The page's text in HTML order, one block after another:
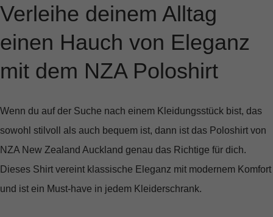
Verleihe deinem Alltag
einen Hauch von Eleganz
mit dem NZA Poloshirt
Wenn du auf der Suche nach einem Kleidungsstück bist, das
sowohl stilvoll als auch bequem ist, dann ist das Poloshirt von
NZA New Zealand Auckland genau das Richtige für dich.
Dieses Shirt vereint klassische Eleganz mit modernem Komfort
und ist ein Must-have in jedem Kleiderschrank.